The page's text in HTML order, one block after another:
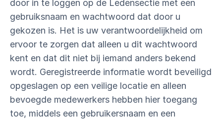
door in te loggen op de Ledensectie met een
gebruiksnaam en wachtwoord dat door u
gekozen is. Het is uw verantwoordelijkheid om
ervoor te zorgen dat alleen u dit wachtwoord
kent en dat dit niet bij iemand anders bekend
wordt. Geregistreerde informatie wordt beveiligd
opgeslagen op een veilige locatie en alleen
bevoegde medewerkers hebben hier toegang
toe, middels een gebruikersnaam en een